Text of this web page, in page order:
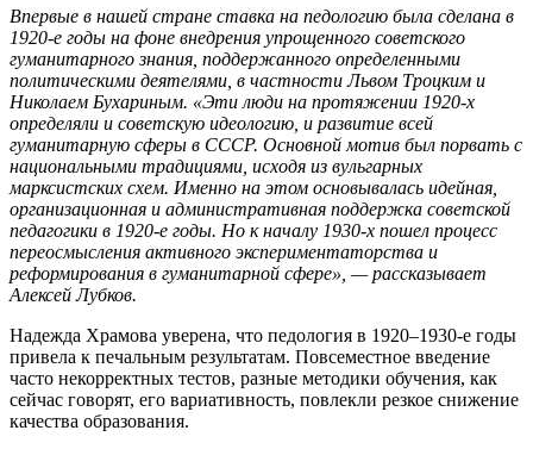
Впервые в нашей стране ставка на педологию была сделана в
1920-е годы на фоне внедрения упрощенного советского
гуманитарного знания, поддержанного определенными
политическими деятелями, в частности Львом Троцким и
Николаем Бухариным. «Эти люди на протяжении 1920-х
определяли и советскую идеологию, и развитие всей
гуманитарную сферы в СССР. Основной мотив был порвать с
национальными традициями, исходя из вульгарных
марксистских схем. Именно на этом основывалась идейная,
организационная и административная поддержка советской
педагогики в 1920-е годы. Но к началу 1930-х пошел процесс
переосмысления активного экспериментаторства и
реформирования в гуманитарной сфере», — рассказывает
Алексей Лубков.
Надежда Храмова уверена, что педология в 1920–1930-е годы
привела к печальным результатам. Повсеместное введение
часто некорректных тестов, разные методики обучения, как
сейчас говорят, его вариативность, повлекли резкое снижение
качества образования.